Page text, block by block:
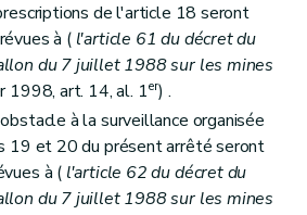
de l'article 18 seront
à ( l'article 61 du décret du
du 7 juillet 1988 sur les mines
1998, art. 14, al. 1er) .
à la surveillance organisée
19 et 20 du présent arrêté seront
à ( l'article 62 du décret du
du 7 juillet 1988 sur les mines